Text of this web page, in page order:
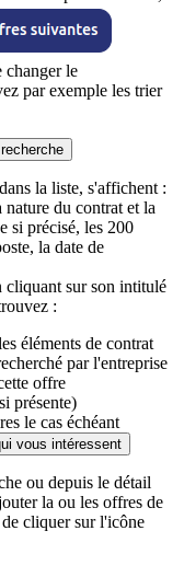
changer le
par exemple les trier
la liste, s'affichent :
du contrat et la
si précisé, les 200
la date de
cliquant sur son intitulé
:
éléments de contrat
par l'entreprise
offre
présente)
le cas échéant
vous intéressent
ou depuis le détail
la ou les offres de
cliquer sur l'icône